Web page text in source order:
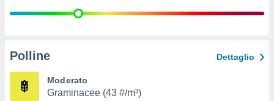
noi e i
simili
Polline Dettaglio
Moderato
Graminacee (43 #/m³)